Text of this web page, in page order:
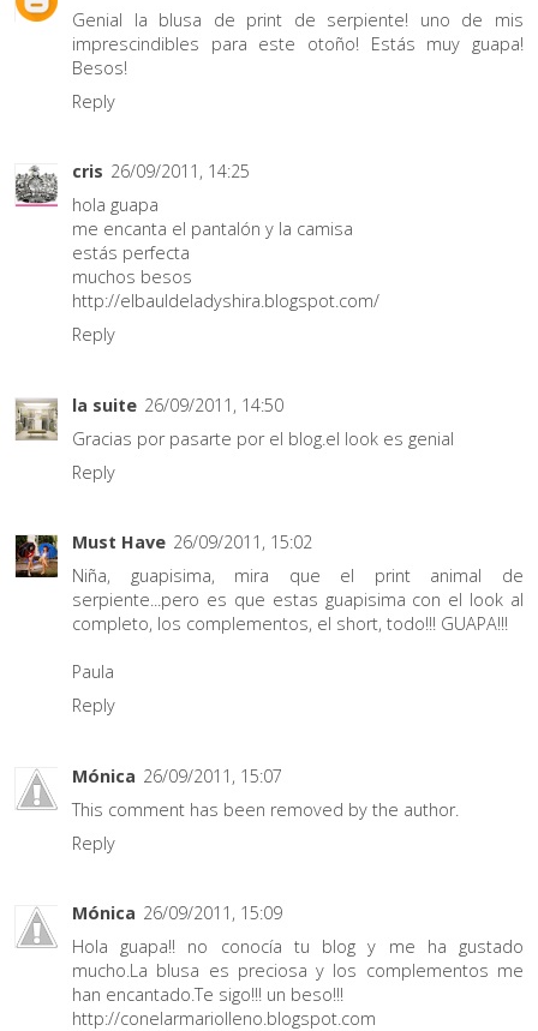
Genial la blusa de print de serpiente! uno de mis
imprescindibles para este otoño! Estás muy guapa!
Besos!
Reply
cris 26/09/2011, 14:25
hola guapa
me encanta el pantalón y la camisa
estás perfecta
muchos besos
http://elbauldeladyshira.blogspot.com/
Reply
la suite 26/09/2011, 14:50
Gracias por pasarte por el blog.el look es genial
Reply
Must Have 26/09/2011, 15:02
Niña, guapisima, mira que el print animal de
serpiente...pero es que estas guapisima con el look al
completo, los complementos, el short, todo!!! GUAPA!!!
Paula
Reply
Mónica 26/09/2011, 15:07
This comment has been removed by the author.
Reply
Mónica 26/09/2011, 15:09
Hola guapa!! no conocía tu blog y me ha gustado
mucho.La blusa es preciosa y los complementos me
han encantado.Te sigo!!! un beso!!!
http://conelarmariolleno.blogspot.com